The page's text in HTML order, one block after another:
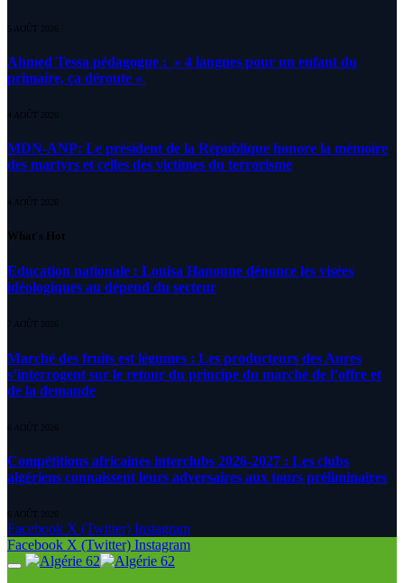
5 AOÛT 2026
Ahmed Tessa pédagogue : » 4 langues pour un enfant du
primaire, ça déroute «
4 AOÛT 2026
MDN-ANP: Le président de la République honore la mémoire
des martyrs et celles des victimes du terrorisme
4 AOÛT 2026
What's Hot
Education nationale : Louisa Hanoune dénonce les visées
idéologiques au dépend du secteur
7 AOÛT 2026
Marché des fruits est légumes : Les producteurs des Aures
s’interrogent sur le retour du principe du marché de l’offre et
de la demande
6 AOÛT 2026
Compétitions africaines interclubs 2026-2027 : Les clubs
algériens connaissent leurs adversaires aux tours préliminaires
6 AOÛT 2026
Facebook X (Twitter) Instagram
Facebook X (Twitter) Instagram